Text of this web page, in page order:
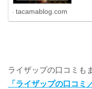
tacamablog.com
ライザップの口コミも
「ライザップの口コミ